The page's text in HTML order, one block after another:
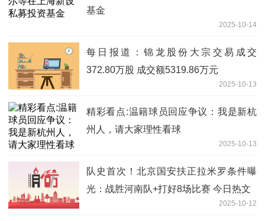
基金
2025-10-14
每日报道：锦龙股份大宗交易成交
372.80万股 成交额5319.86万元
2025-10-13
精彩看点:温籍球员回应争议：我是新杭
州人，请大家理性看球
2025-10-13
队史首次！北京国安扶正拉米罗条件曝
光：战胜河南队+打好8场比赛 今日热文
2025-10-12